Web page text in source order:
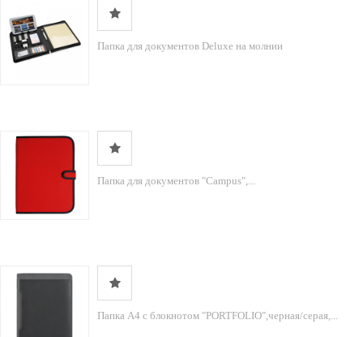
Папка для документов Deluxe на молнии
Папка для документов "Campus",...
Папка А4 с блокнотом "PORTFOLIO",черная/серая,...